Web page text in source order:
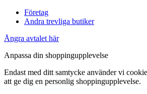
Företag
Andra trevliga butiker
Ångra avtalet här
Anpassa din shoppingupplevelse
Endast med ditt samtycke använder vi
att ge dig en personlig shoppingupplevelse.